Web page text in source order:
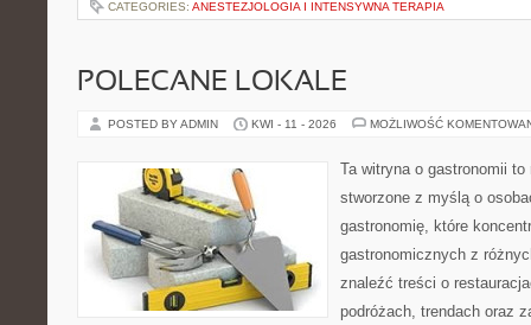
CATEGORIES: ANESTEZJOLOGIA I INTENSYWNA TERAPIA
POLECANE LOKALE
POSTED BY ADMIN KWI - 11 - 2026 MOŻLIWOŚĆ
Ta witryna o gastronomii
stworzone z myślą o
gastronomię, które
gastronomicznych z
znaleźć treści o
podróżach, trendach oraz